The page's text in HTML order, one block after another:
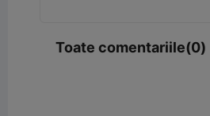
Toate comentariile(0)